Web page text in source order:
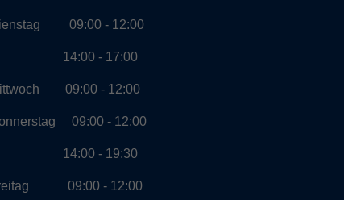
09:00 - 12:00
- 17:00
09:00 - 12:00
09:00 - 12:00
- 19:30
09:00 - 12:00